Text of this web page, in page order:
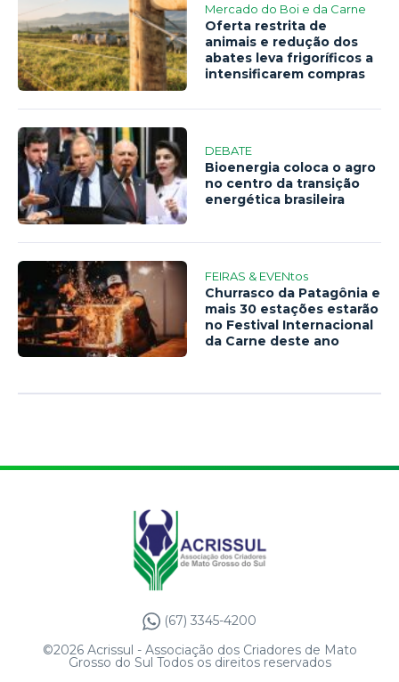
Mercado do Boi e da Carne
Oferta restrita de
animais e redução dos
abates leva frigoríficos a
intensificarem compras
DEBATE
Bioenergia coloca o agro
no centro da transição
energética brasileira
FEIRAS & EVENtos
Churrasco da Patagônia e
mais 30 estações estarão
no Festival Internacional
da Carne deste ano
(67) 3345-4200
©2026 Acrissul - Associação dos Criadores de Mato
Grosso do Sul Todos os direitos reservados